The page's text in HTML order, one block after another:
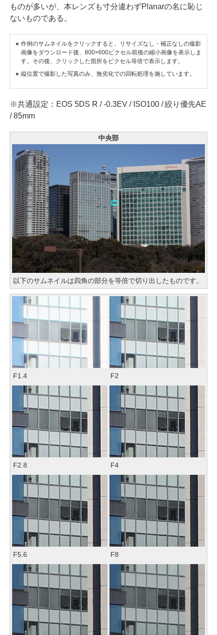
ものが多いが、本レンズも寸分違わずPlanarの名に恥じ
ないものである。
作例のサムネイルをクリックすると、リサイズなし・補正なしの撮影
画像をダウンロード後、800×600ピクセル前後の縮小画像を表示しま
す。その後、クリックした箇所をピクセル等倍で表示します。
縦位置で撮影した写真のみ、無劣化での回転処理を施しています。
※共通設定：EOS 5DS R / -0.3EV / ISO100 / 絞り優先AE
/ 85mm
中央部
以下のサムネイルは四角の部分を等倍で切り出したものです。
F1.4 F2
F2.8 F4
F5.6 F8